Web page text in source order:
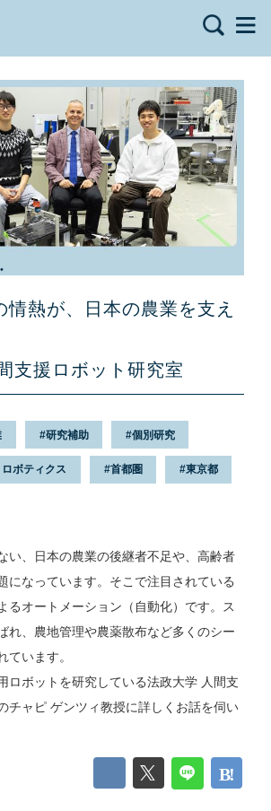
情熱が、日本の農業を支え
支援ロボット研究室
研究補助 個別研究
ボティクス 首都圏 東京都
い、日本の農業の後継者不足や、高齢者
になっています。そこで注目されている
るオートメーション（自動化）です。ス
れ、農地管理や農薬散布など多くのシー
ています。
ロボットを研究している法政大学 人間支
チャピ ゲンツィ教授に詳しくお話を伺い